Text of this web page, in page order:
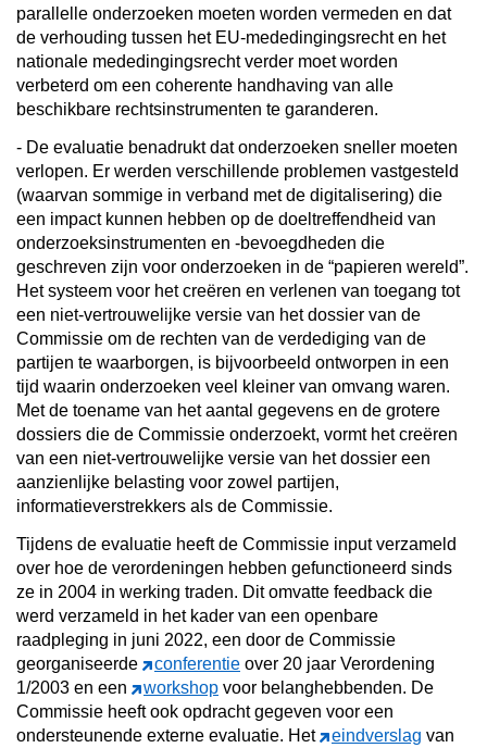
parallelle onderzoeken moeten worden vermeden en dat
de verhouding tussen het EU-mededingingsrecht en het
nationale mededingingsrecht verder moet worden
verbeterd om een coherente handhaving van alle
beschikbare rechtsinstrumenten te garanderen.
- De evaluatie benadrukt dat onderzoeken sneller moeten
verlopen. Er werden verschillende problemen vastgesteld
(waarvan sommige in verband met de digitalisering) die
een impact kunnen hebben op de doeltreffendheid van
onderzoeksinstrumenten en -bevoegdheden die
geschreven zijn voor onderzoeken in de “papieren wereld”.
Het systeem voor het creëren en verlenen van toegang tot
een niet-vertrouwelijke versie van het dossier van de
Commissie om de rechten van de verdediging van de
partijen te waarborgen, is bijvoorbeeld ontworpen in een
tijd waarin onderzoeken veel kleiner van omvang waren.
Met de toename van het aantal gegevens en de grotere
dossiers die de Commissie onderzoekt, vormt het creëren
van een niet-vertrouwelijke versie van het dossier een
aanzienlijke belasting voor zowel partijen,
informatieverstrekkers als de Commissie.
Tijdens de evaluatie heeft de Commissie input verzameld
over hoe de verordeningen hebben gefunctioneerd sinds
ze in 2004 in werking traden. Dit omvatte feedback die
werd verzameld in het kader van een openbare
raadpleging in juni 2022, een door de Commissie
georganiseerde
conferentie over 20 jaar Verordening
1/2003 en een
workshop voor belanghebbenden. De
Commissie heeft ook opdracht gegeven voor een
ondersteunende externe evaluatie. Het
eindverslag van